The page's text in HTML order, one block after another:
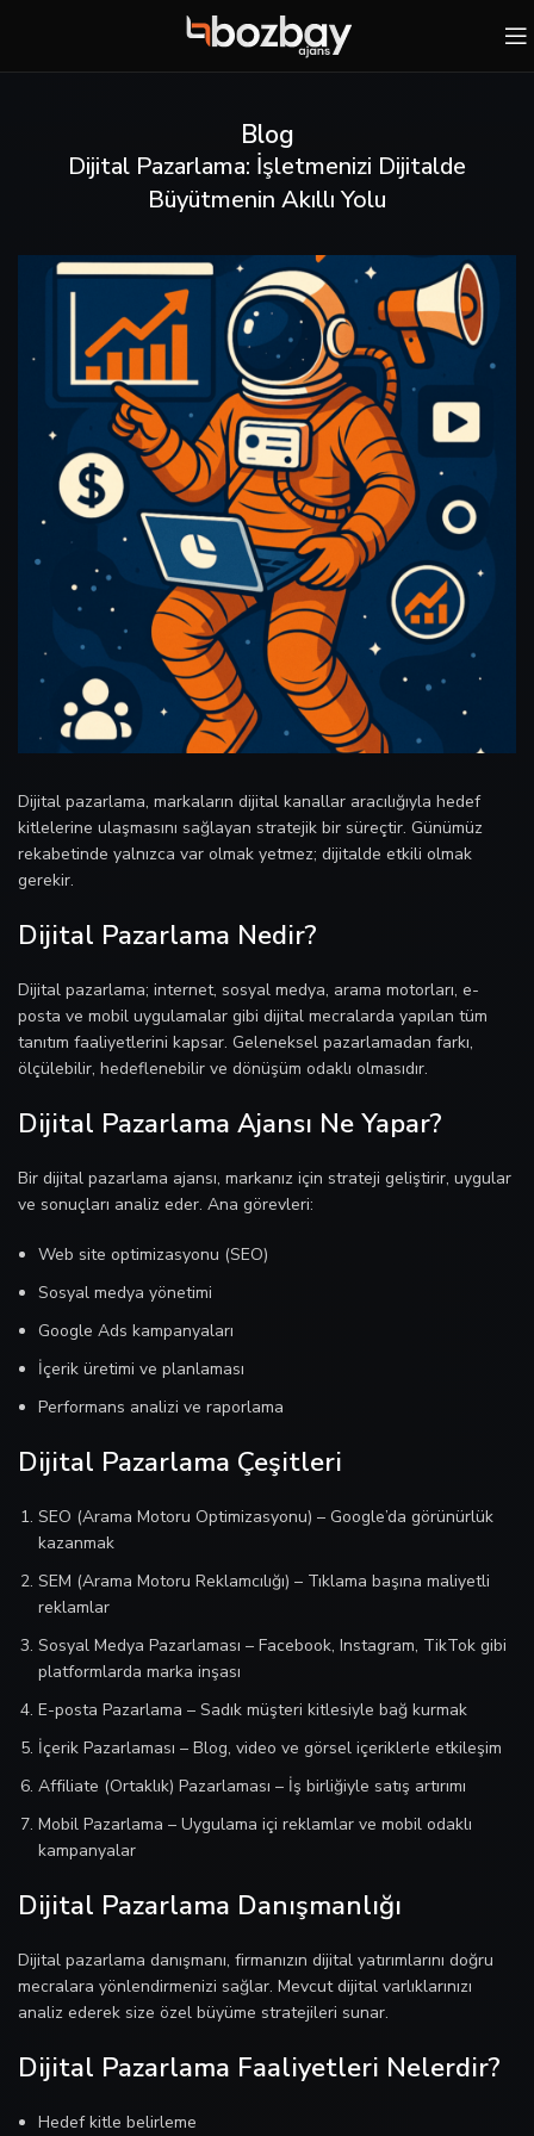
Blog
Dijital Pazarlama: İşletmenizi Dijitalde
Büyütmenin Akıllı Yolu
Dijital pazarlama, markaların dijital kanallar aracılığıyla hedef
kitlelerine ulaşmasını sağlayan stratejik bir süreçtir. Günümüz
rekabetinde yalnızca var olmak yetmez; dijitalde etkili olmak
gerekir.
Dijital Pazarlama Nedir?
Dijital pazarlama; internet, sosyal medya, arama motorları, e-
posta ve mobil uygulamalar gibi dijital mecralarda yapılan tüm
tanıtım faaliyetlerini kapsar. Geleneksel pazarlamadan farkı,
ölçülebilir, hedeflenebilir ve dönüşüm odaklı olmasıdır.
Dijital Pazarlama Ajansı Ne Yapar?
Bir dijital pazarlama ajansı, markanız için strateji geliştirir, uygular
ve sonuçları analiz eder. Ana görevleri:
Web site optimizasyonu (SEO)
Sosyal medya yönetimi
Google Ads kampanyaları
İçerik üretimi ve planlaması
Performans analizi ve raporlama
Dijital Pazarlama Çeşitleri
SEO (Arama Motoru Optimizasyonu) – Google’da görünürlük
kazanmak
SEM (Arama Motoru Reklamcılığı) – Tıklama başına maliyetli
reklamlar
Sosyal Medya Pazarlaması – Facebook, Instagram, TikTok gibi
platformlarda marka inşası
E-posta Pazarlama – Sadık müşteri kitlesiyle bağ kurmak
İçerik Pazarlaması – Blog, video ve görsel içeriklerle etkileşim
Affiliate (Ortaklık) Pazarlaması – İş birliğiyle satış artırımı
Mobil Pazarlama – Uygulama içi reklamlar ve mobil odaklı
kampanyalar
Dijital Pazarlama Danışmanlığı
Dijital pazarlama danışmanı, firmanızın dijital yatırımlarını doğru
mecralara yönlendirmenizi sağlar. Mevcut dijital varlıklarınızı
analiz ederek size özel büyüme stratejileri sunar.
Dijital Pazarlama Faaliyetleri Nelerdir?
Hedef kitle belirleme